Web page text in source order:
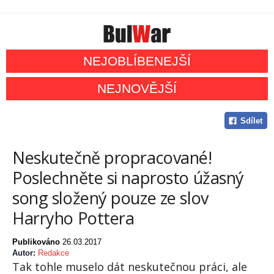
NEJOBLÍBENEJŠÍ
NEJNOVĚJŠÍ
Sdílet
Neskutečně propracované!
Poslechněte si naprosto úžasný
song složený pouze ze slov
Harryho Pottera
Publikováno 26.03.2017
Autor: Redakce
Tak tohle muselo dát neskutečnou práci, ale